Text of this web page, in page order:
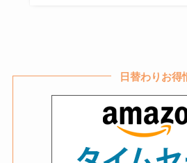
う？タワレ
など取扱
日替わりお得